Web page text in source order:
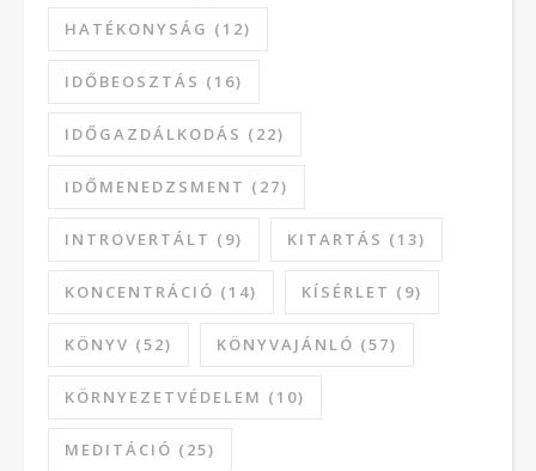
HATÉKONYSÁG (12)
IDŐBEOSZTÁS (16)
IDŐGAZDÁLKODÁS (22)
IDŐMENEDZSMENT (27)
INTROVERTÁLT (9) KITARTÁS (13)
KONCENTRÁCIÓ (14) KÍSÉRLET (9)
KÖNYV (52) KÖNYVAJÁNLÓ (57)
KÖRNYEZETVÉDELEM (10)
MEDITÁCIÓ (25)